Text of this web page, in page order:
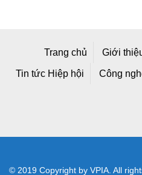
Trang chủ Giới
Tin tức Hiệp hội Công
© 2019 Copyright by VPIA. All